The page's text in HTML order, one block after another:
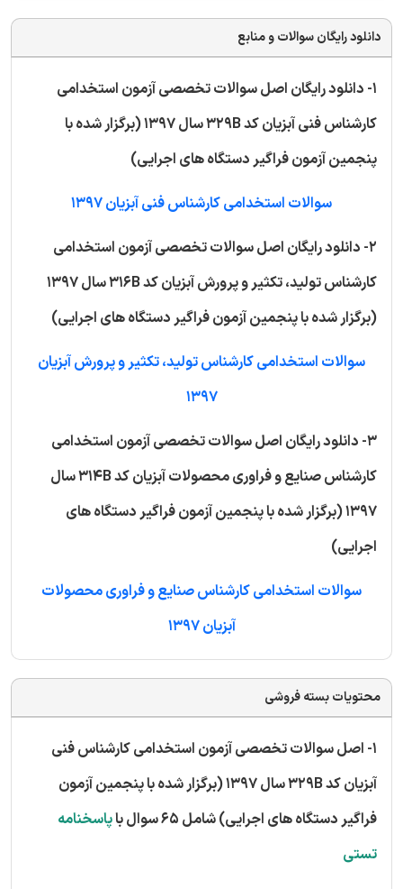
دانلود رایگان سوالات و منابع
1- دانلود رایگان اصل سوالات تخصصی آزمون استخدامی
کارشناس فنی آبزیان کد 329B سال 1397 (برگزار شده با
پنجمین آزمون فراگیر دستگاه های اجرایی)
سوالات استخدامی کارشناس فنی آبزیان 1397
2- دانلود رایگان اصل سوالات تخصصی آزمون استخدامی
کارشناس تولید، تکثیر و پرورش آبزیان کد 316B سال 1397
(برگزار شده با پنجمین آزمون فراگیر دستگاه های اجرایی)
سوالات استخدامی کارشناس تولید، تکثیر و پرورش آبزیان
1397
3- دانلود رایگان اصل سوالات تخصصی آزمون استخدامی
کارشناس صنایع و فراوری محصولات آبزیان کد 314B سال
1397 (برگزار شده با پنجمین آزمون فراگیر دستگاه های
اجرایی)
سوالات استخدامی کارشناس صنایع و فراوری محصولات
آبزیان 1397
محتویات بسته فروشی
1- اصل سوالات تخصصی آزمون استخدامی کارشناس فنی
آبزیان کد 329B سال 1397 (برگزار شده با پنجمین آزمون
فراگیر دستگاه های اجرایی) شامل 65 سوال با
پاسخنامه
تستی